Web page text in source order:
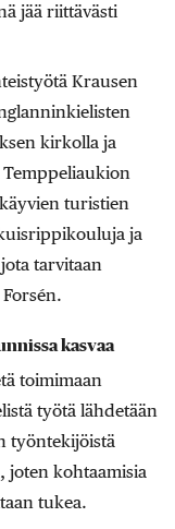
jää riittävästi
Krausen
kirkolla ja
turistien
ja
tarvitaan
kasvaa
toimimaan
työtä lähdetään
työntekijöistä
joten kohtaamisia
tukea.